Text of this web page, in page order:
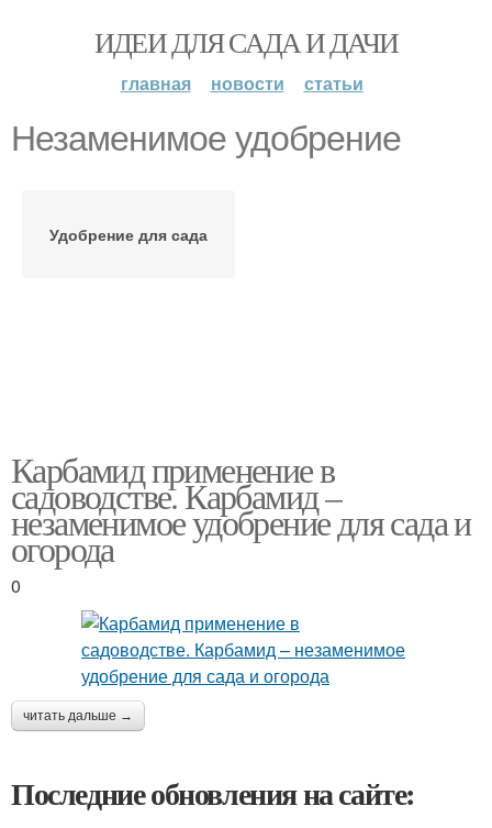
ИДЕИ ДЛЯ САДА И ДАЧИ
главная новости статьи
Незаменимое удобрение
Удобрение для сада
Карбамид применение в
садоводстве. Карбамид –
незаменимое удобрение для сада и
огорода
0
читать дальше →
Последние обновления на сайте: